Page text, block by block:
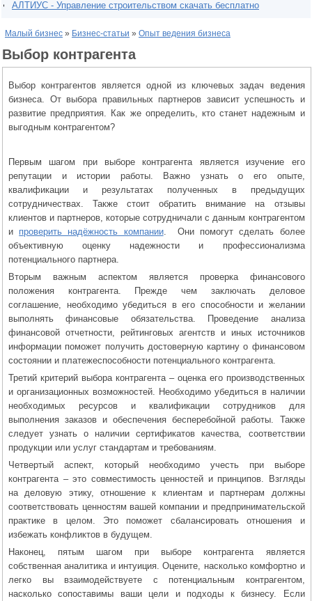
АЛТИУС - Управление строительством скачать бесплатно
Малый бизнес » Бизнес-статьи » Опыт ведения бизнеса
Выбор контрагента
Выбор контрагентов является одной из ключевых задач ведения
бизнеса. От выбора правильных партнеров зависит успешность и
развитие предприятия. Как же определить, кто станет надежным и
выгодным контрагентом?
Первым шагом при выборе контрагента является изучение его
репутации и истории работы. Важно узнать о его опыте,
квалификации и результатах полученных в предыдущих
сотрудничествах. Также стоит обратить внимание на отзывы
клиентов и партнеров, которые сотрудничали с данным контрагентом
и проверить надёжность компании. Они помогут сделать более
объективную оценку надежности и профессионализма
потенциального партнера.
Вторым важным аспектом является проверка финансового
положения контрагента. Прежде чем заключать деловое
соглашение, необходимо убедиться в его способности и желании
выполнять финансовые обязательства. Проведение анализа
финансовой отчетности, рейтинговых агентств и иных источников
информации поможет получить достоверную картину о финансовом
состоянии и платежеспособности потенциального контрагента.
Третий критерий выбора контрагента – оценка его производственных
и организационных возможностей. Необходимо убедиться в наличии
необходимых ресурсов и квалификации сотрудников для
выполнения заказов и обеспечения бесперебойной работы. Также
следует узнать о наличии сертификатов качества, соответствии
продукции или услуг стандартам и требованиям.
Четвертый аспект, который необходимо учесть при выборе
контрагента – это совместимость ценностей и принципов. Взгляды
на деловую этику, отношение к клиентам и партнерам должны
соответствовать ценностям вашей компании и предпринимательской
практике в целом. Это поможет сбалансировать отношения и
избежать конфликтов в будущем.
Наконец, пятым шагом при выборе контрагента является
собственная аналитика и интуиция. Оцените, насколько комфортно и
легко вы взаимодействуете с потенциальным контрагентом,
насколько сопоставимы ваши цели и подходы к бизнесу. Если